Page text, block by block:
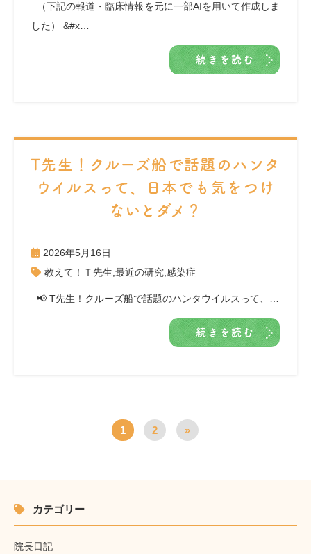
（下記の報道・臨床情報を元に一部AIを用いて作成しま
した） &#x…
続きを読む
T先生！クルーズ船で話題のハンタ
ウイルスって、日本でも気をつけ
ないとダメ？
2026年5月16日
教えて！Ｔ先生 最近の研究 感染症
📢 T先生！クルーズ船で話題のハンタウイルスって、…
続きを読む
1 2 »
カテゴリー
院長日記